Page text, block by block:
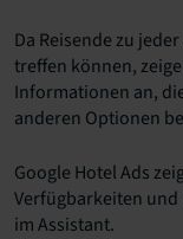
Da Reisende zu
treffen können,
Informationen an,
anderen Optionen
Google Hotel Ads
Verfügbarkeiten und
im Assistant.